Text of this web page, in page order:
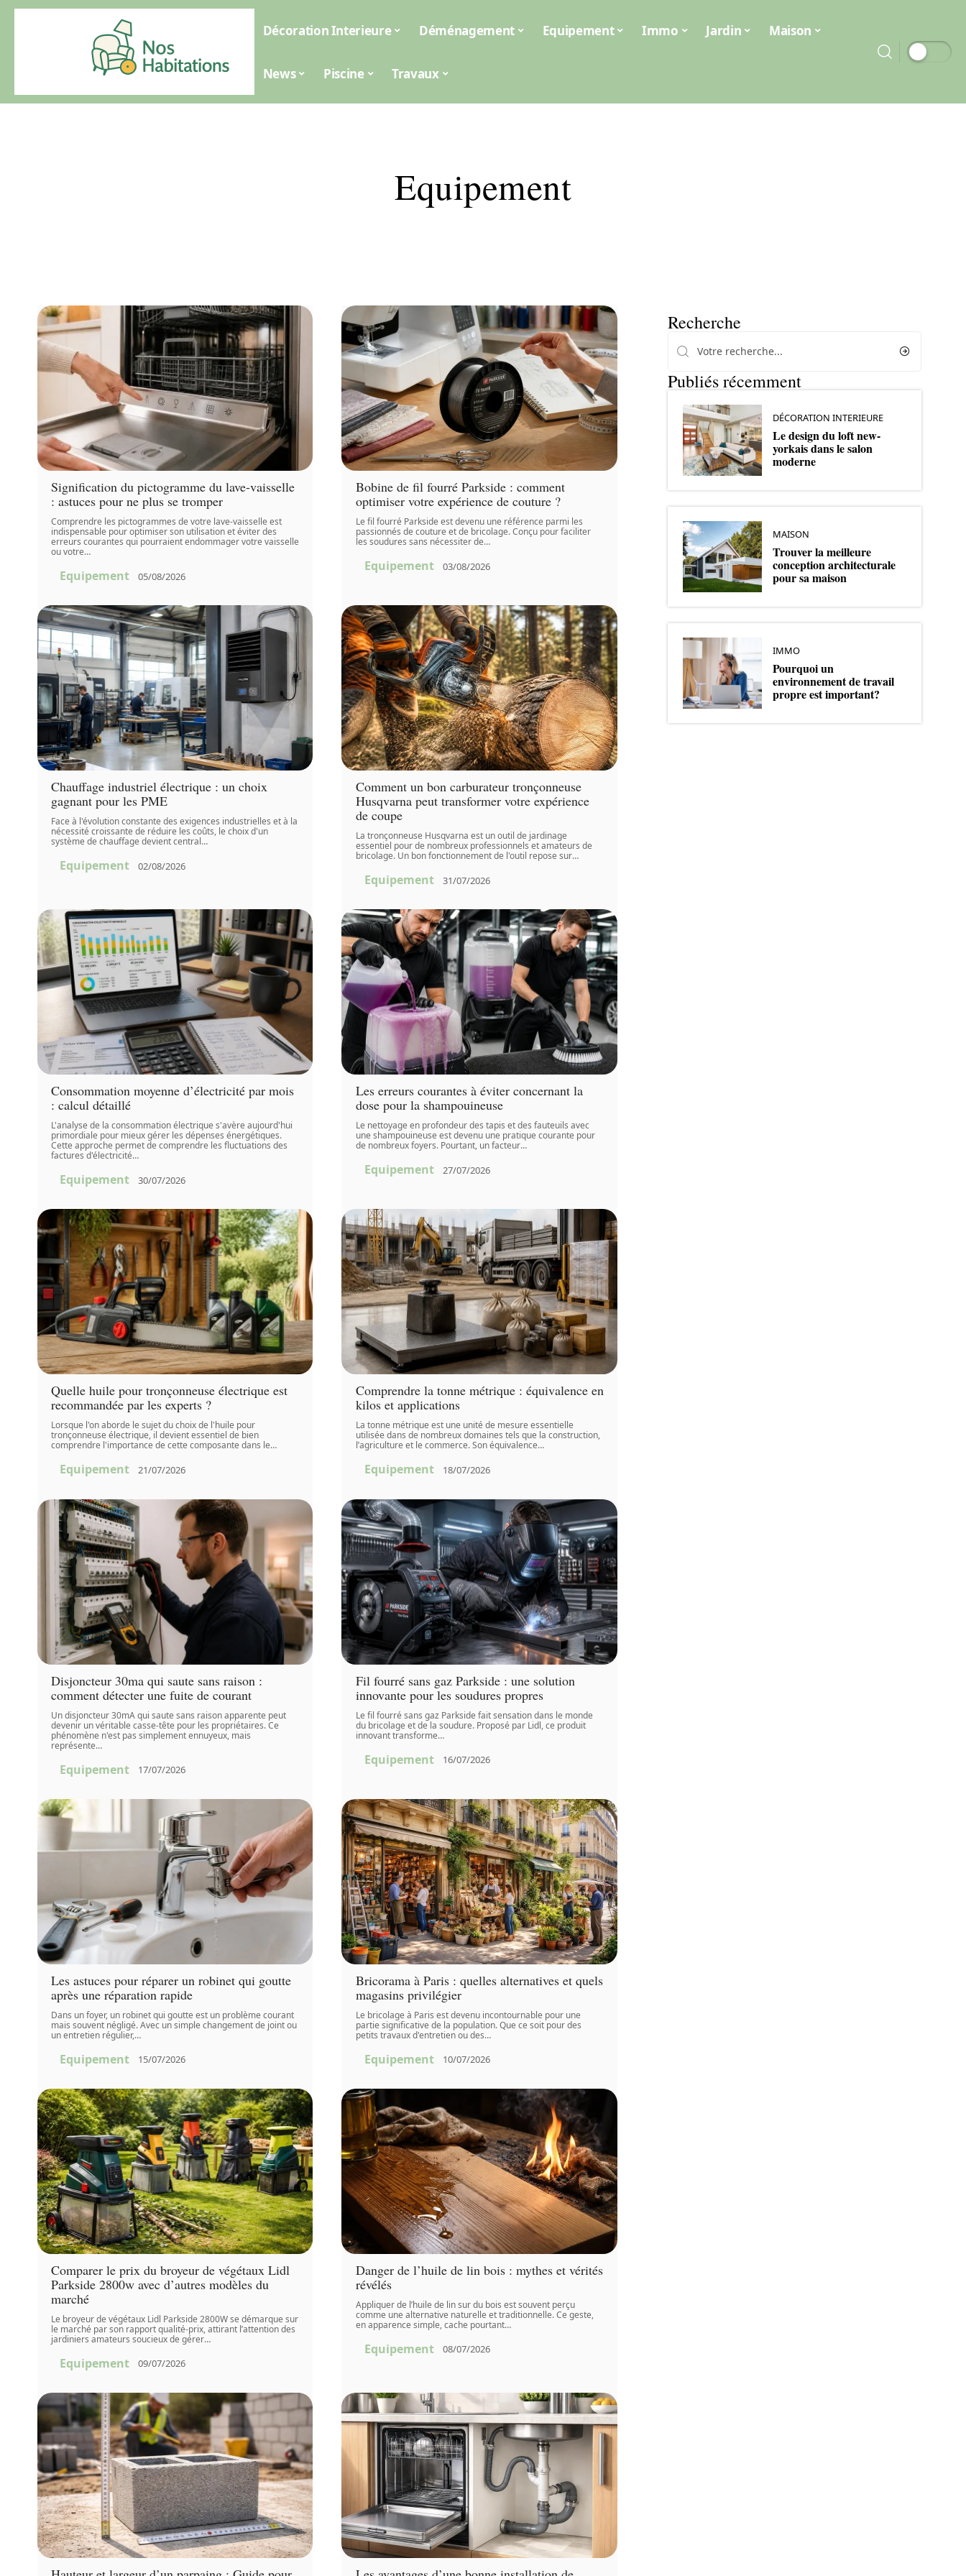
Décoration Interieure Déménagement Equipement Immo Jardin Maison
News Piscine Travaux
Equipement
Signification du pictogramme du lave-vaisselle
: astuces pour ne plus se tromper
Comprendre les pictogrammes de votre lave-vaisselle est
indispensable pour optimiser son utilisation et éviter des
erreurs courantes qui pourraient endommager votre vaisselle
ou votre…
Equipement 05/08/2026
Bobine de fil fourré Parkside : comment
optimiser votre expérience de couture ?
Le fil fourré Parkside est devenu une référence parmi les
passionnés de couture et de bricolage. Conçu pour faciliter
les soudures sans nécessiter de…
Equipement 03/08/2026
Chauffage industriel électrique : un choix
gagnant pour les PME
Face à l'évolution constante des exigences industrielles et à la
nécessité croissante de réduire les coûts, le choix d'un
système de chauffage devient central…
Equipement 02/08/2026
Comment un bon carburateur tronçonneuse
Husqvarna peut transformer votre expérience
de coupe
La tronçonneuse Husqvarna est un outil de jardinage
essentiel pour de nombreux professionnels et amateurs de
bricolage. Un bon fonctionnement de l'outil repose sur…
Equipement 31/07/2026
Consommation moyenne d’électricité par mois
: calcul détaillé
L'analyse de la consommation électrique s'avère aujourd'hui
primordiale pour mieux gérer les dépenses énergétiques.
Cette approche permet de comprendre les fluctuations des
factures d'électricité…
Equipement 30/07/2026
Les erreurs courantes à éviter concernant la
dose pour la shampouineuse
Le nettoyage en profondeur des tapis et des fauteuils avec
une shampouineuse est devenu une pratique courante pour
de nombreux foyers. Pourtant, un facteur…
Equipement 27/07/2026
Quelle huile pour tronçonneuse électrique est
recommandée par les experts ?
Lorsque l'on aborde le sujet du choix de l'huile pour
tronçonneuse électrique, il devient essentiel de bien
comprendre l'importance de cette composante dans le…
Equipement 21/07/2026
Comprendre la tonne métrique : équivalence en
kilos et applications
La tonne métrique est une unité de mesure essentielle
utilisée dans de nombreux domaines tels que la construction,
l’agriculture et le commerce. Son équivalence…
Equipement 18/07/2026
Disjoncteur 30ma qui saute sans raison :
comment détecter une fuite de courant
Un disjoncteur 30mA qui saute sans raison apparente peut
devenir un véritable casse-tête pour les propriétaires. Ce
phénomène n'est pas simplement ennuyeux, mais
représente…
Equipement 17/07/2026
Fil fourré sans gaz Parkside : une solution
innovante pour les soudures propres
Le fil fourré sans gaz Parkside fait sensation dans le monde
du bricolage et de la soudure. Proposé par Lidl, ce produit
innovant transforme…
Equipement 16/07/2026
Les astuces pour réparer un robinet qui goutte
après une réparation rapide
Dans un foyer, un robinet qui goutte est un problème courant
mais souvent négligé. Avec un simple changement de joint ou
un entretien régulier,…
Equipement 15/07/2026
Bricorama à Paris : quelles alternatives et quels
magasins privilégier
Le bricolage à Paris est devenu incontournable pour une
partie significative de la population. Que ce soit pour des
petits travaux d'entretien ou des…
Equipement 10/07/2026
Comparer le prix du broyeur de végétaux Lidl
Parkside 2800w avec d’autres modèles du
marché
Le broyeur de végétaux Lidl Parkside 2800W se démarque sur
le marché par son rapport qualité-prix, attirant l’attention des
jardiniers amateurs soucieux de gérer…
Equipement 09/07/2026
Danger de l’huile de lin bois : mythes et vérités
révélés
Appliquer de l’huile de lin sur du bois est souvent perçu
comme une alternative naturelle et traditionnelle. Ce geste,
en apparence simple, cache pourtant…
Equipement 08/07/2026
Recherche
Publiés récemment
DÉCORATION INTERIEURE
Le design du loft new-
yorkais dans le salon
moderne
MAISON
Trouver la meilleure
conception architecturale
pour sa maison
IMMO
Pourquoi un
environnement de travail
propre est important?